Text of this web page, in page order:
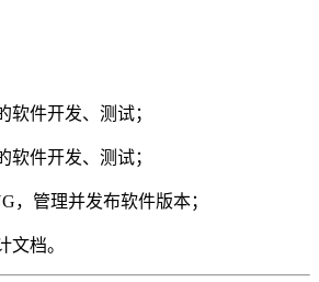
软件开发、测试；
软件开发、测试；
，管理并发布软件版本；
文档。